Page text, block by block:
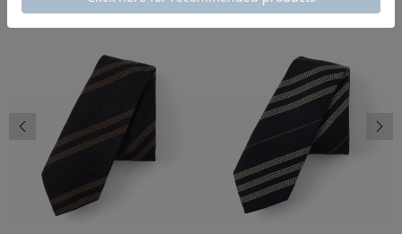
同じカテゴリのアイテム
前の画像